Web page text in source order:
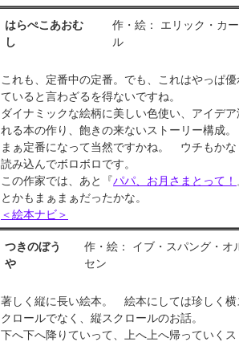
はらぺこあおむ
し
作・絵： エリック・カー
ル
これも、定番中の定番。でも、これはやっぱ優
ていると言わざるを得ないですね。
ダイナミックな絵柄に美しい色使い、アイデア
れる本の作り、飽きの来ないストーリー構成。
まぁ定番になって当然ですかね。 ウチもかな
読み込んでボロボロです。
この作家では、あと『パパ、お月さまとって！
とかもまぁまぁだったかな。
＜絵本ナビ＞
つきのぼう
や
作・絵： イブ・スパング・オ
セン
著しく縦に長い絵本。 絵本にしては珍しく横
クロールでなく、縦スクロールのお話。
下へ下へ降りていって、上へ上へ帰っていくス